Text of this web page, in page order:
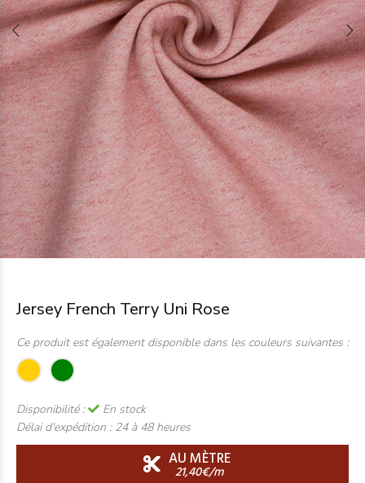
Jersey French Terry Uni Rose
Ce produit est également disponible dans les couleurs suivantes :
Disponibilité :
En stock
Délai d'expédition : 24 à 48 heures
AU MÈTRE
21,40€/m